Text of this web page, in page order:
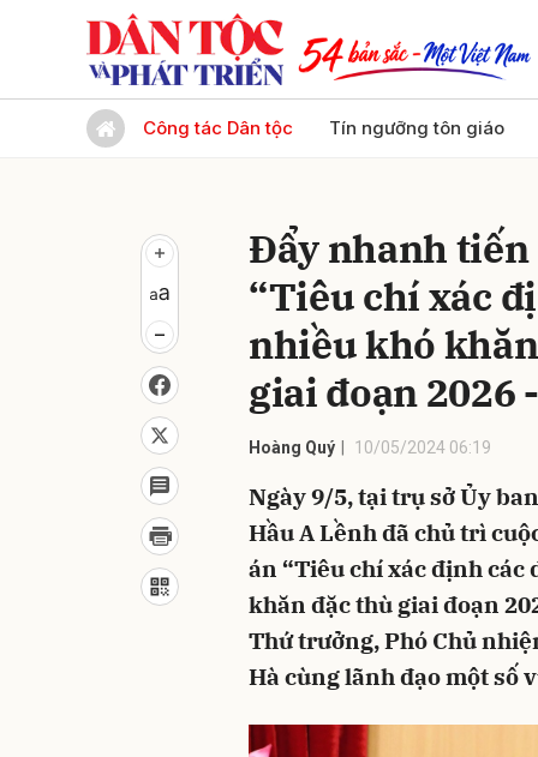
Công tác Dân tộc Tín ngưỡng tôn giáo
Đẩy nhanh tiến
“Tiêu chí xác
nhiều khó
giai đoạn 2026
Hoàng Quý 10/05/2024 06:19
Ngày 9/5, tại trụ sở Ủy
Hầu A Lềnh đã chủ trì
án “Tiêu chí xác định các
khăn đặc thù giai đoạn
Thứ trưởng, Phó Chủ
Hà cùng lãnh đạo một số
Gửi